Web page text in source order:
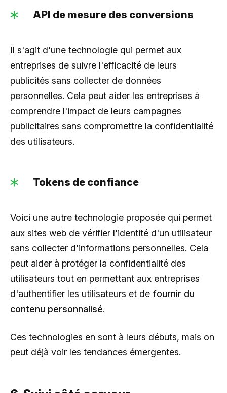
API de mesure des conversions
Il s'agit d'une technologie qui permet aux
entreprises de suivre l'efficacité de leurs
publicités sans collecter de données
personnelles. Cela peut aider les entreprises à
comprendre l'impact de leurs campagnes
publicitaires sans compromettre la confidentialité
des utilisateurs.
Tokens de confiance
Voici une autre technologie proposée qui permet
aux sites web de vérifier l'identité d'un utilisateur
sans collecter d'informations personnelles. Cela
peut aider à protéger la confidentialité des
utilisateurs tout en permettant aux entreprises
d'authentifier les utilisateurs et de fournir du
contenu personnalisé.
Ces technologies en sont à leurs débuts, mais on
peut déjà voir les tendances émergentes.